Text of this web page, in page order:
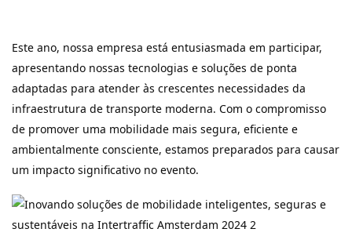
Este ano, nossa empresa está entusiasmada em participar,
apresentando nossas tecnologias e soluções de ponta
adaptadas para atender às crescentes necessidades da
infraestrutura de transporte moderna. Com o compromisso
de promover uma mobilidade mais segura, eficiente e
ambientalmente consciente, estamos preparados para causar
um impacto significativo no evento.